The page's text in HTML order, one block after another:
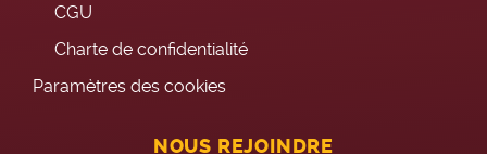
CGU
Charte de confidentialité
Paramètres des cookies
NOUS REJOINDRE